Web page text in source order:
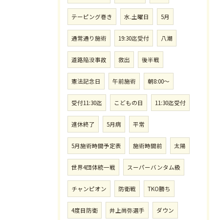
テーピング巻き 水.土曜日 5月
通常通り施術 19:30迄受付 八潮
道路陥没事故 救出 後半戦
憲法記念日 午前施術 朝8:00〜
受付11:30迄 こどもの日 11:30迄受付
連休終了 5月病 平常
5月施術時間予定表 施術時間前 太陽
世界4団体統一戦 スーパーバンタム級
チャンピオン 防衛戦 TKO勝ち
4度目防衛 井上尚弥選手 ダウン